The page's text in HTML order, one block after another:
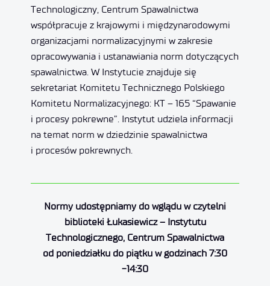
Technologiczny, Centrum Spawalnictwa
współpracuje z krajowymi i międzynarodowymi
organizacjami normalizacyjnymi w zakresie
opracowywania i ustanawiania norm dotyczących
spawalnictwa. W Instytucie znajduje się
sekretariat Komitetu Technicznego Polskiego
Komitetu Normalizacyjnego: KT – 165 “Spawanie
i procesy pokrewne”. Instytut udziela informacji
na temat norm w dziedzinie spawalnictwa
i procesów pokrewnych.
Normy udostępniamy do wglądu w czytelni
biblioteki Łukasiewicz – Instytutu
Technologicznego, Centrum Spawalnictwa
od poniedziałku do piątku w godzinach 7:30
-14:30